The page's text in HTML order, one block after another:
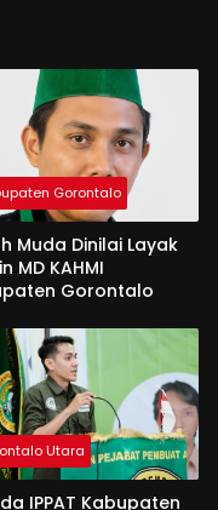
Gorontalo
Muda Dinilai Layak
MD KAHMI
Gorontalo
Utara
IPPAT Kabupaten